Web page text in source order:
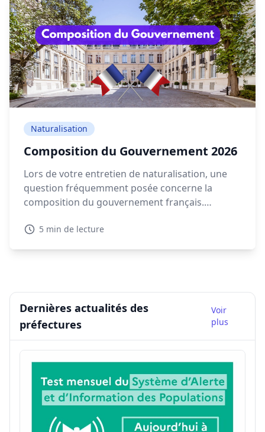
Naturalisation
Composition du Gouvernement 2026
Lors de votre entretien de naturalisation, une
question fréquemment posée concerne la
composition du gouvernement français.
gouvernement actuelle en 2026 est essentiel
5 min de lecture
Dernières actualités des
préfectures
Voir
plus